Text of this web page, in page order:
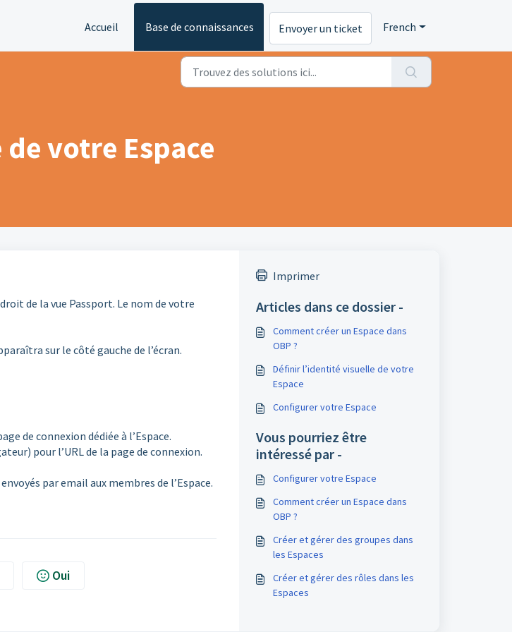
Accueil Base de connaissances Envoyer un ticket French
votre Espace
de la vue Passport. Le nom de votre
sur le côté gauche de l’écran.
de connexion dédiée à l’Espace.
pour l’URL de la page de connexion.
par email aux membres de l’Espace.
Oui
Imprimer
Articles dans ce dossier -
Comment créer un Espace dans
OBP ?
Définir l’identité visuelle de votre
Espace
Configurer votre Espace
Vous pourriez être
intéressé par -
Configurer votre Espace
Comment créer un Espace dans
OBP ?
Créer et gérer des groupes dans
les Espaces
Créer et gérer des rôles dans les
Espaces